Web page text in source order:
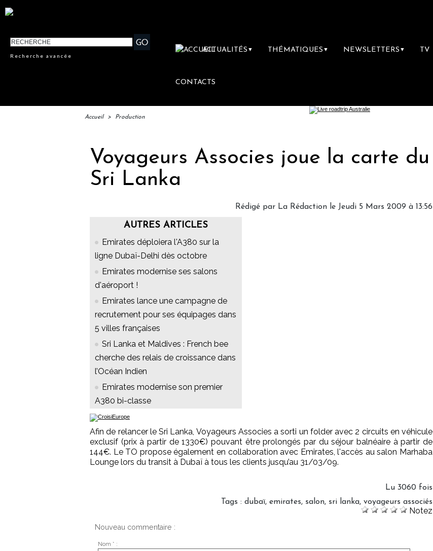
Recherche avancée
ACTUALITÉS ▼ THÉMATIQUES ▼ NEWSLETTERS ▼ TV
CONTACTS
Accueil > Production
Voyageurs Associes joue la carte du
Sri Lanka
Rédigé par La Rédaction le Jeudi 5 Mars 2009 à 13:56
AUTRES ARTICLES
Emirates déploiera l'A380 sur la
ligne Dubaï-Delhi dès octobre
Emirates modernise ses salons
d'aéroport !
Emirates lance une campagne de
recrutement pour ses équipages dans
5 villes françaises
Sri Lanka et Maldives : French bee
cherche des relais de croissance dans
l’Océan Indien
Emirates modernise son premier
A380 bi-classe
Afin de relancer le Sri Lanka, Voyageurs Associes a sorti un folder avec 2 circuits en véhicule
exclusif (prix à partir de 1330€) pouvant être prolongés par du séjour balnéaire à partir de
144€. Le TO propose également en collaboration avec Emirates, l'accès au salon Marhaba
Lounge lors du transit à Dubaï à tous les clients jusqu’au 31/03/09.
Lu 3060 fois
Tags : dubaï, emirates, salon, sri lanka, voyageurs associés
Notez
Nouveau commentaire :
Nom * :